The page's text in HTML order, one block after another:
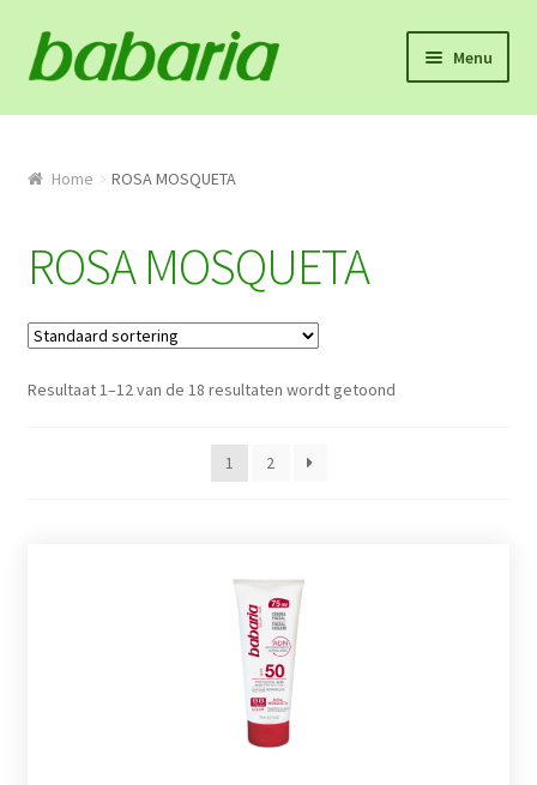
Skip
to
Skip
to
Menu
Home
Winkel
Home ROSA MOSQUETA
ROSA MOSQUETA
Resultaat 1–12 van de 18 resultaten wordt getoond
1 2